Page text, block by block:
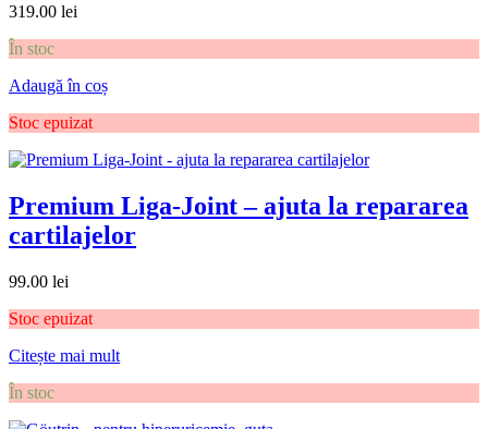
319.00 lei
În stoc
Adaugă în coș
Stoc epuizat
Premium Liga-Joint – ajuta la repararea
cartilajelor
99.00 lei
Stoc epuizat
Citește mai mult
În stoc